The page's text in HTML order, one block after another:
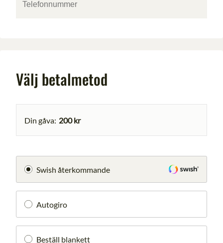
Välj betalmetod
Din gåva: 200 kr
Swish återkommande
Autogiro
Beställ blankett